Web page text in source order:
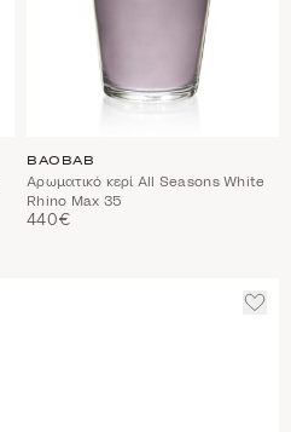
BAOBAB
Αρωματικό κερί All Seasons White
Rhino Max 35
440€